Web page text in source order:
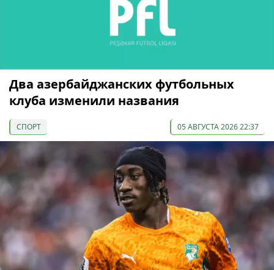
Два азербайджанских футбольных
клуба изменили названия
СПОРТ 05 АВГУСТА 2026 22:37